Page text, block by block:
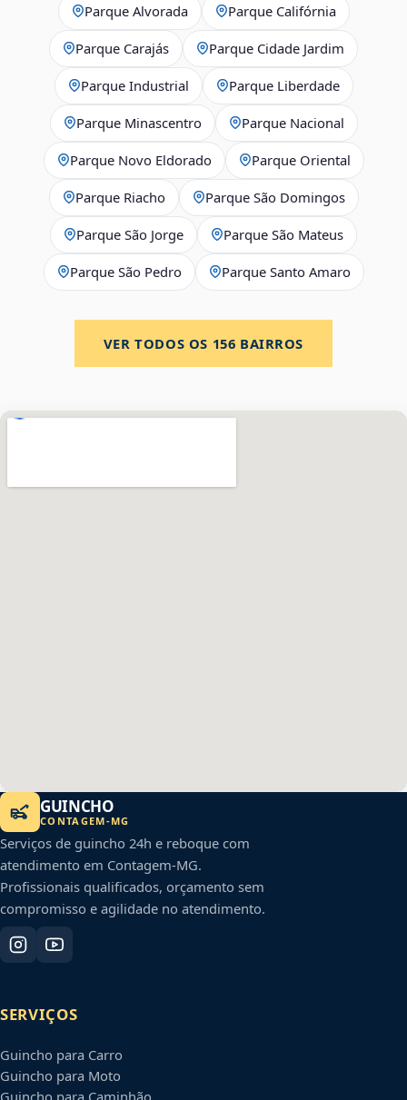
Parque Alvorada Parque Califórnia
Parque Carajás Parque Cidade Jardim
Parque Industrial Parque Liberdade
Parque Minascentro Parque Nacional
Parque Novo Eldorado Parque Oriental
Parque Riacho Parque São Domingos
Parque São Jorge Parque São Mateus
Parque São Pedro Parque Santo Amaro
VER TODOS OS 156 BAIRROS
GUINCHO
CONTAGEM-MG
Serviços de guincho 24h e reboque com
atendimento em Contagem-MG.
Profissionais qualificados, orçamento sem
compromisso e agilidade no atendimento.
SERVIÇOS
Guincho para Carro
Guincho para Moto
Guincho para Caminhão